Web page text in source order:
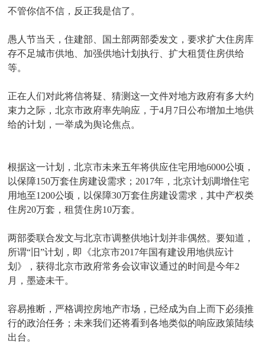
不管你信不信，反正我是信了。
愚人节当天，住建部、国土部两部委发文，要求扩大住房库
存不足城市供地、加强供地计划执行、扩大租赁住房供给
等。
正在人们对此将信将疑、猜测这一文件对地方政府有多大约
束力之际，北京市政府率先响应，于4月7日公布增加土地供
给的计划，一举成为舆论焦点。
根据这一计划，北京市未来五年将供应住宅用地6000公顷，
以保障150万套住房建设需求；2017年，北京计划调增住宅
用地至1200公顷，以保障30万套住房建设需求，其中产权类
住房20万套，租赁住房10万套。
两部委联合发文与北京市调整供地计划并非偶然。要知道，
所谓“旧”计划，即《北京市2017年国有建设用地供应计
划》，获得北京市政府常务会议审议通过的时间是今年2
月，墨迹未干。
容易推断，严格调控房地产市场，已经成为自上而下必须推
行的政治任务；未来我们还将看到各地类似的响应政策陆续
出台。